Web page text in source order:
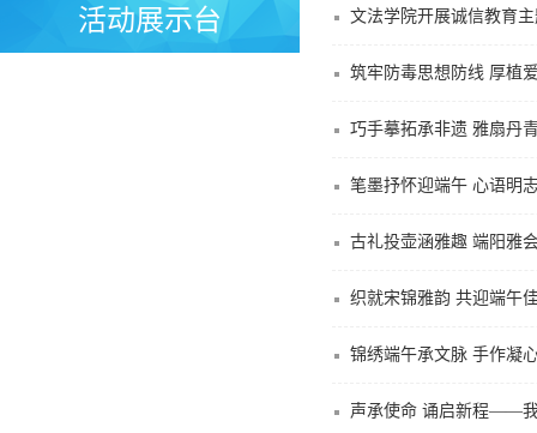
活动展示台 文法学院开展诚信教育
筑牢防毒思想防线 厚植
巧手摹拓承非遗 雅扇丹
笔墨抒怀迎端午 心语明
古礼投壶涵雅趣 端阳雅
织就宋锦雅韵 共迎端午
锦绣端午承文脉 手作凝
声承使命 诵启新程——我